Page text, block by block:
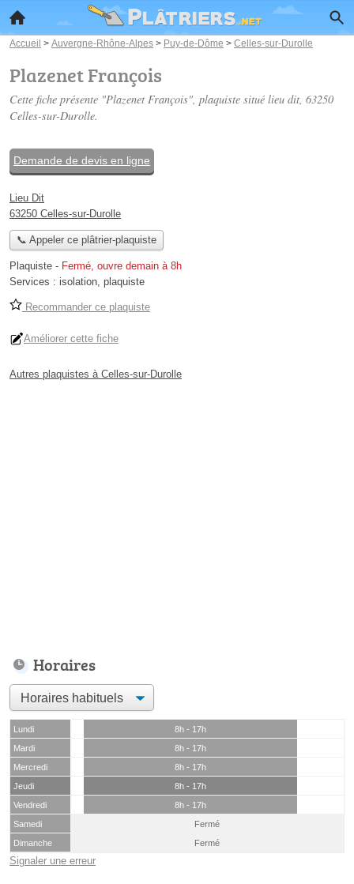
Accueil > Auvergne-Rhône-Alpes > Puy-de-Dôme > Celles-sur-Durolle
Plazenet François
Cette fiche présente "Plazenet François", plaquiste situé lieu dit, 63250
Celles-sur-Durolle.
Demande de devis en ligne
Lieu Dit
63250 Celles-sur-Durolle
📞 Appeler ce plâtrier-plaquiste
Plaquiste - Fermé, ouvre demain à 8h
Services : isolation, plaquiste
Recommander ce plaquiste
Améliorer cette fiche
Autres plaquistes à Celles-sur-Durolle
Horaires
Lundi
8h - 17h
Mardi
8h - 17h
Mercredi
8h - 17h
Jeudi
8h - 17h
Vendredi
8h - 17h
Samedi
Fermé
Dimanche
Fermé
Signaler une erreur